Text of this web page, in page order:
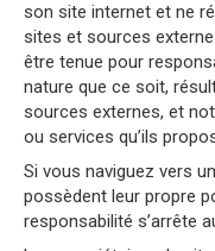
son site internet et ne
sites et sources
être tenue pour
nature que ce soit,
sources externes, et
ou services qu’ils
Si vous naviguez vers
possèdent leur propre
responsabilité s’arrête